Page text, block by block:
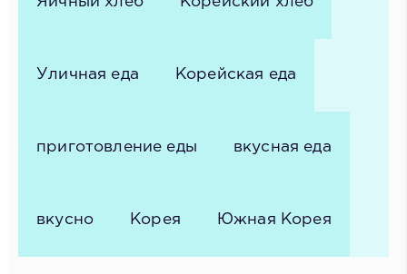
Уличная еда Корейская еда
приготовление еды вкусная еда
вкусно Корея Южная Корея